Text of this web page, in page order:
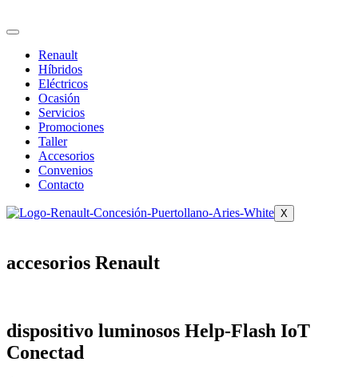
al
Renault
Híbridos
Eléctricos
Ocasión
Servicios
Promociones
Taller
Accesorios
Convenios
Contacto
X
accesorios Renault
dispositivo luminosos Help-Flash IoT
Conectad